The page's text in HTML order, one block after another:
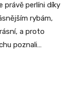
právě perlíni díky
rybám,
a proto
poznali…